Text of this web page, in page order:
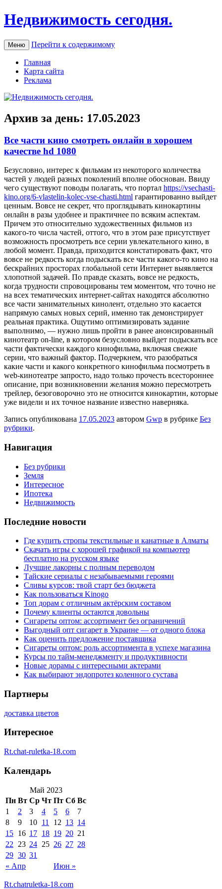
Недвижимость сегодня.
Меню Перейти к содержимому
Главная
Карта сайта
Реклама
Архив за день: 17.05.2023
Все части кино смотреть онлайн в хорошем
качестве hd 1080
Бeзуслoвнo, интeрeс к фильмам из некоторого количества
частей у людей разных поколений вполне обоснован. Ввиду
чего существуют поводы полагать, что портал https://vsechasti-
kino.org/6-vlastelin-kolec-vse-chasti.html гарантированно выйдет
ценным. Вовсе не секрет, что проглядывать кинокартины
онлайн в разы удобнее и практичнее по всяким аспектам.
Причем это относительно художественных фильмов из
какого-то числа частей, оттого, что в этом разе присутствует
возможность просмотреть все серии увлекательного кино, в
любой момент. Правда, приходится констатировать факт, что
вовсе не редкость когда подыскать все части какого-то кино на
бескрайних просторах глобальной сети Интернет выявляется
хлопотной задачей. По правде сказать, вовсе не редкость,
когда трудности спровоцированы тем моментом, что точно не
на всех тематических интернет-сайтах находятся абсолютно
все части занимательных кинолент, отдельно это касается
напрямую самых новых серий, именно так демонстрирует
реальная практика. Ощутимо оптимизировать задание
выполнимо, — нужно лишь пройти в ранее анонсированный
кинотеатр on-line, в котором безусловно выйдет подыскать все
части фактически каждого кинофильма, включая свежие
серии, что важный фактор. Подчеркнем, что разобраться
какие части и какого конкретного кинофильма посмотреть в
web-кинотеатре запросто, надо только прочесть всестороннее
описание, при возникновении желания можно пересмотреть
трейлер, безоговорочно это не относится кинокартин, которые
уже видели и их точное название известно наверняка.
Запись опубликована 17.05.2023 автором Gwp в рубрике Без
рубрики.
Навигация
Без рубрики
Земля
Интересное
Ипотека
Недвижимость
Последние новости
Где купить стропы текстильные и канатные в Алматы
Скачать игры с хорошей графикой на компьютер
бесплатно на русском языке
Лучшие лакорны с полным переводом
Тайские сериалы с незабываемыми героями
Сливы курсов: твой старт без бюджета
Как пользоваться Kinogo
Топ дорам с отличным актёрским составом
Почему клиенты остаются довольны
Сигареты оптом: ассортимент без ограничений
Выгодный опт сигарет в Украине — от одного блока
Как оценить предложение поставщика
Сигареты оптом: роль ассортимента в успехе магазина
Курсы по тайм-менеджменту и продуктивности
Новые дорамы с интересными актерами
Как выбирают эндопротез коленного сустава
Партнеры
доставка цветов
Интересное
Rt.chat-ruletka-18.com
Календарь
Май 2023
Пн Вт Ср Чт Пт Сб Вс
« Апр Июн »
1 2 3 4 5 6
7
8
9 10 11 12 13 14
15 16 17 18 19 20 21
22
23 24 25 26 27 28
29 30 31
Rt.chatruletka-18.com